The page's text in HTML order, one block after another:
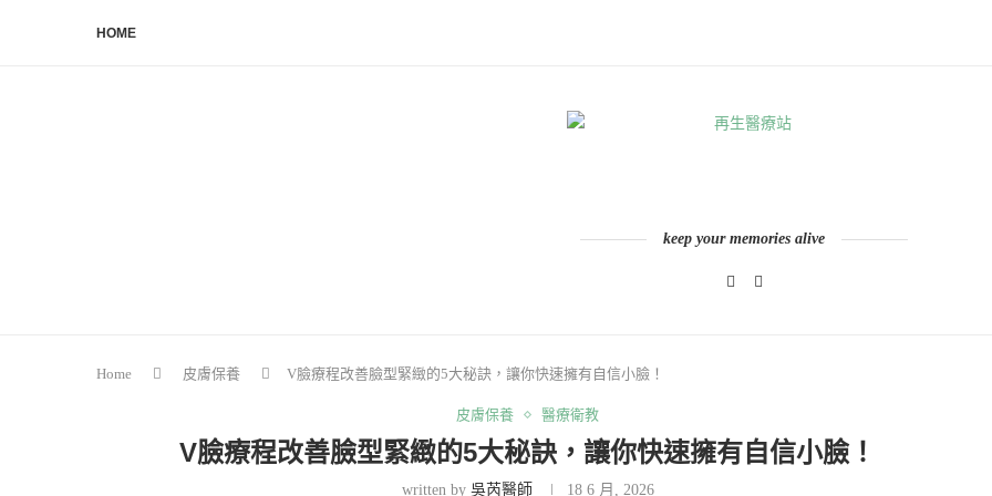
HOME
keep your memories alive
Home 皮膚保養 V臉療程改善臉型緊緻的5大秘訣，讓你快速擁有自信小臉！
皮膚保養 醫療衛教
V臉療程改善臉型緊緻的5大秘訣，讓你快速擁有自信小臉！
written by 吳芮醫師 18 6 月, 2026